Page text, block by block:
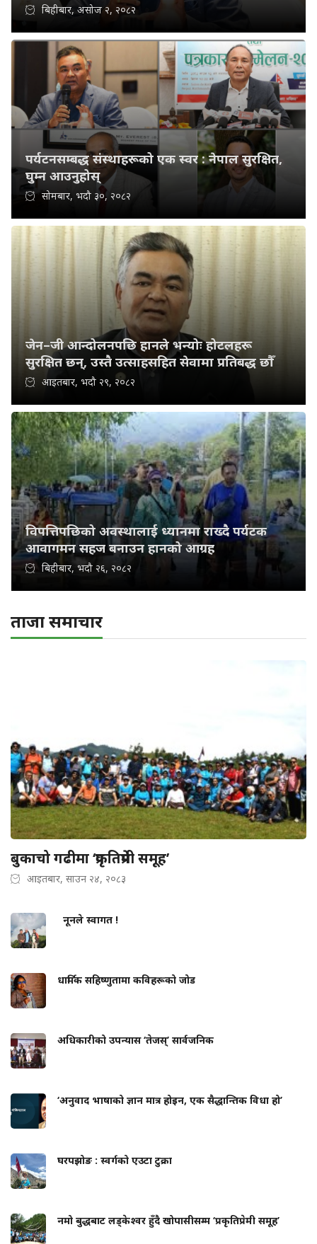
बिहीबार, असोज २, २०८२
पर्यटनसम्बद्ध संस्थाहरूको एक स्वर : नेपाल सुरक्षित,
घुम्न आउनुहोस्
सोमबार, भदौ ३०, २०८२
जेन–जी आन्दोलनपछि हानले भन्योः होटलहरू
सुरक्षित छन्, उस्तै उत्साहसहित सेवामा प्रतिबद्ध छौँ
आइतबार, भदौ २९, २०८२
विपत्तिपछिको अवस्थालाई ध्यानमा राख्दै पर्यटक
आवागमन सहज बनाउन हानको आग्रह
बिहीबार, भदौ २६, २०८२
ताजा समाचार
बुकाचो गढीमा ‘प्रकृतिप्रेमी समूह’
आइतबार, साउन २४, २०८३
नूनले स्वागत !
धार्मिक सहिष्णुतामा कविहरूको जोड
अधिकारीको उपन्यास ‘तेजस्’ सार्वजनिक
‘अनुवाद भाषाको ज्ञान मात्र होइन, एक सैद्धान्तिक विधा हो’
घरपझोङ : स्वर्गको एउटा टुक्रा
नमो बुद्धबाट लड्केश्वर हुँदै खोपासीसम्म ‘प्रकृतिप्रेमी समूह’